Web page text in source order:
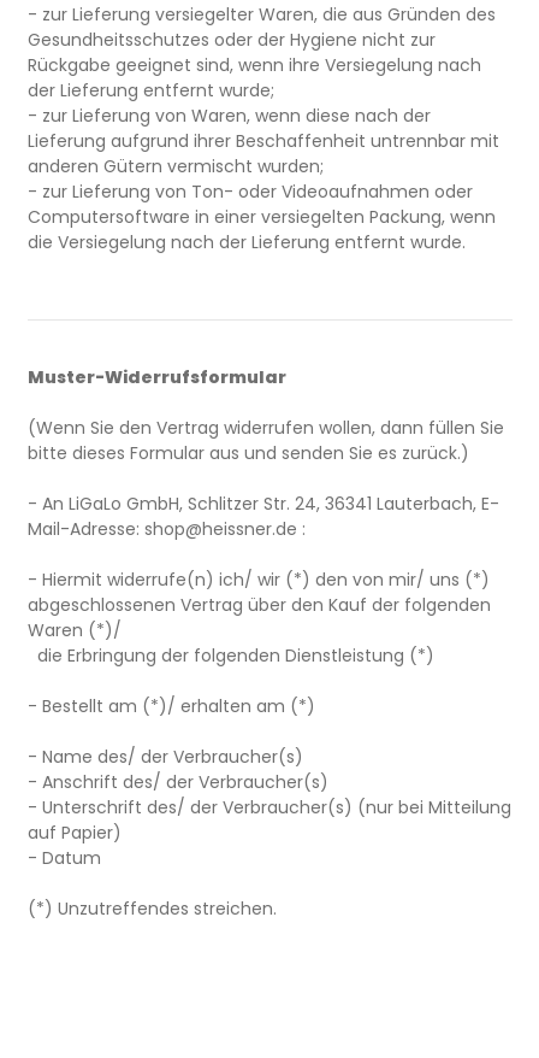
- zur Lieferung versiegelter Waren, die aus Gründen des
Gesundheitsschutzes oder der Hygiene nicht zur
Rückgabe geeignet sind, wenn ihre Versiegelung nach
der Lieferung entfernt wurde;
- zur Lieferung von Waren, wenn diese nach der
Lieferung aufgrund ihrer Beschaffenheit untrennbar mit
anderen Gütern vermischt wurden;
- zur Lieferung von Ton- oder Videoaufnahmen oder
Computersoftware in einer versiegelten Packung, wenn
die Versiegelung nach der Lieferung entfernt wurde.
Muster-Widerrufsformular
(Wenn Sie den Vertrag widerrufen wollen, dann füllen Sie
bitte dieses Formular aus und senden Sie es zurück.)
- An LiGaLo GmbH, Schlitzer Str. 24, 36341 Lauterbach, E-
Mail-Adresse: shop@heissner.de :
- Hiermit widerrufe(n) ich/ wir (*) den von mir/ uns (*)
abgeschlossenen Vertrag über den Kauf der folgenden
Waren (*)/
die Erbringung der folgenden Dienstleistung (*)
- Bestellt am (*)/ erhalten am (*)
- Name des/ der Verbraucher(s)
- Anschrift des/ der Verbraucher(s)
- Unterschrift des/ der Verbraucher(s) (nur bei Mitteilung
auf Papier)
- Datum
(*) Unzutreffendes streichen.